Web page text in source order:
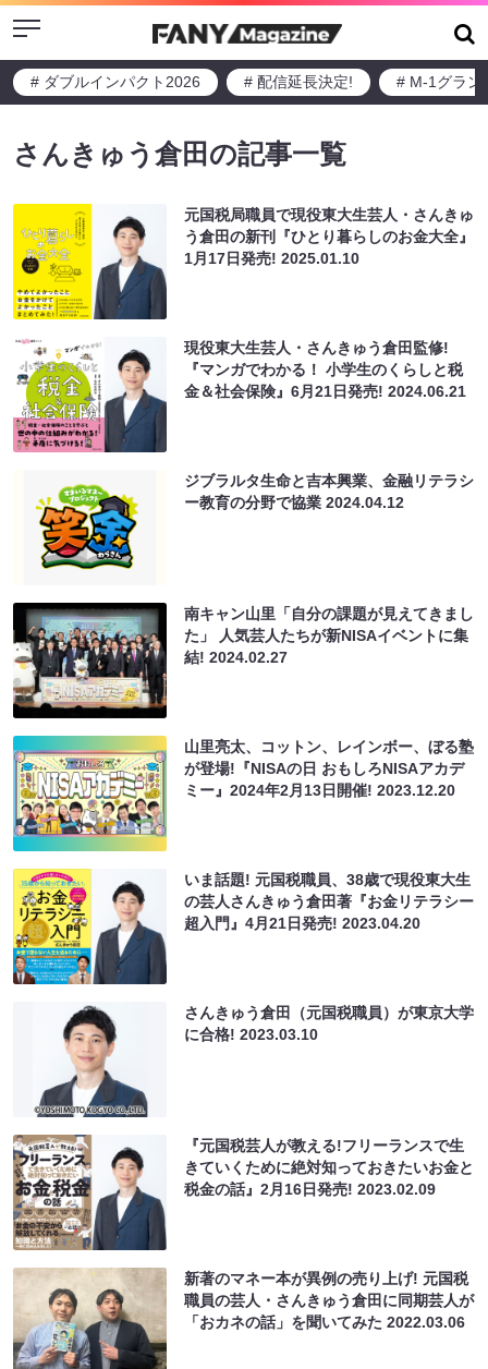
Menu
# ダブルインパクト2026 # 配信延長決定! # M-1グラン
さんきゅう倉田の記事一覧
元国税局職員で現役東大生芸人・さんきゅ
う倉田の新刊『ひとり暮らしのお金大全』
1月17日発売!2025.01.10
現役東大生芸人・さんきゅう倉田監修!
『マンガでわかる！ 小学生のくらしと税
金＆社会保険』6月21日発売!2024.06.21
ジブラルタ生命と吉本興業、金融リテラシ
ー教育の分野で協業2024.04.12
南キャン山里「自分の課題が見えてきまし
た」 人気芸人たちが新NISAイベントに集
結!2024.02.27
山里亮太、コットン、レインボー、ぼる塾
が登場!『NISAの日 おもしろNISAアカデ
ミー』2024年2月13日開催!2023.12.20
いま話題! 元国税職員、38歳で現役東大生
の芸人さんきゅう倉田著『お金リテラシー
超入門』4月21日発売!2023.04.20
さんきゅう倉田（元国税職員）が東京大学
に合格!2023.03.10
『元国税芸人が教える!フリーランスで生
きていくために絶対知っておきたいお金と
税金の話』2月16日発売!2023.02.09
新著のマネー本が異例の売り上げ! 元国税
職員の芸人・さんきゅう倉田に同期芸人が
「おカネの話」を聞いてみた2022.03.06